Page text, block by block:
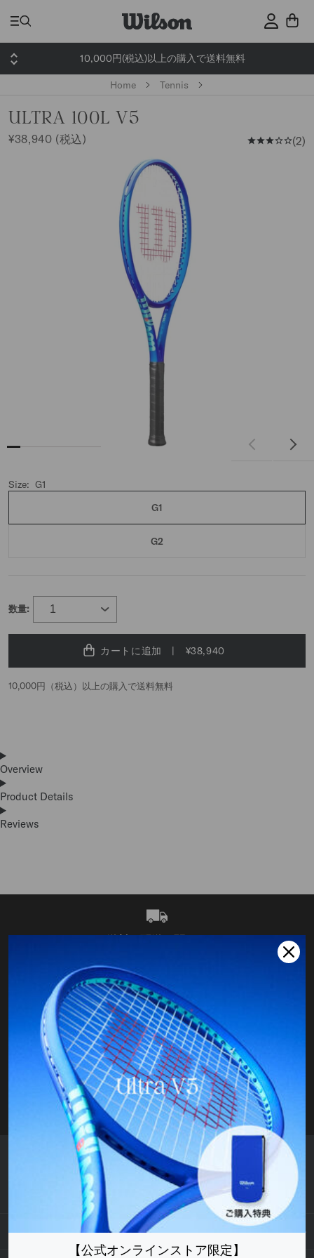
10,000円(税込)以上の購入で送料無料
サイン
Home Tennis
ULTRA 100L V5
¥38,940 (税込) 2
Size: G1
G1
G2
数量:
カートに追加 ¥38,940
10,000円（税込）以上の購入で送料無料
Overview
Product Details
Reviews
ニュースレター登録
最新情報をいち早く
カスタマーサポート
ご質問および返品はこちらから
ウイルソン公式オンラインストア
もっと見る
【公式オンラインストア限定】